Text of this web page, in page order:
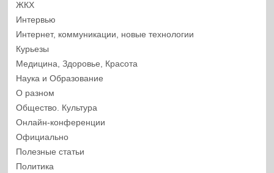
ЖКХ
Интервью
Интернет, коммуникации, новые технологии
Курьезы
Медицина, Здоровье, Красота
Наука и Образование
О разном
Общество. Культура
Онлайн-конференции
Официально
Полезные статьи
Политика